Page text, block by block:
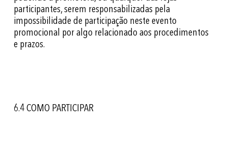
participantes, serem responsabilizadas pela
impossibilidade de participação neste evento
promocional por algo relacionado aos procedimentos
e prazos.
6.4 COMO PARTICIPAR